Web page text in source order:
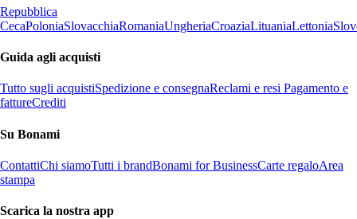
Repubblica
CecaPoloniaSlovacchiaRomaniaUngheriaCroaziaLituaniaLettonia
Guida agli acquisti
Tutto sugli acquistiSpedizione e consegnaReclami e resi Pagamento e
fattureCrediti
Su Bonami
ContattiChi siamoTutti i brandBonami for BusinessCarte regaloArea
stampa
Scarica la nostra app